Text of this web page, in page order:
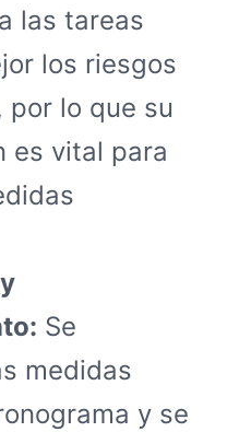
las tareas
los riesgos
por lo que su
es vital para
Se
medidas
y se